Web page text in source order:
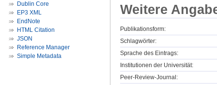
Dublin Core
EP3 XML
EndNote
HTML Citation
JSON
Reference Manager
Simple Metadata
Weitere
Publikationsform:
Schlagwörter:
Sprache des Eintrags:
Institutionen der Universität:
Peer-Review-Journal: